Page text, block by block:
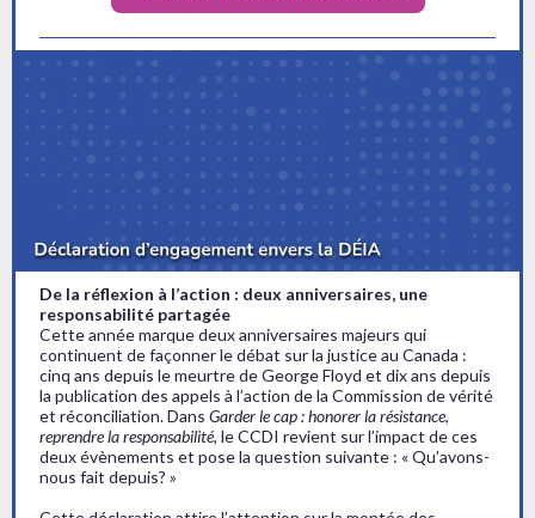
De la réflexion à l’action : deux anniversaires, une
responsabilité partagée
Cette année marque deux anniversaires majeurs qui
continuent de façonner le débat sur la justice au Canada :
cinq ans depuis le meurtre de George Floyd et dix ans depuis
la publication des appels à l’action de la Commission de vérité
et réconciliation. Dans Garder le cap : honorer la résistance,
reprendre la responsabilité, le CCDI revient sur l’impact de ces
deux évènements et pose la question suivante : « Qu’avons-
nous fait depuis? »